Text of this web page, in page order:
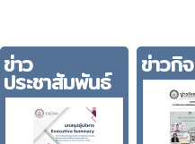
ข่าว
ประชาสัมพันธ์
ข่าวกิ